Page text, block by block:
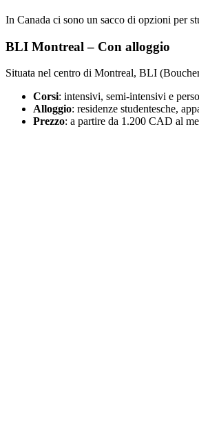
In Canada ci sono un sacco di opzioni per
BLI Montreal – Con alloggio
Situata nel centro di Montreal, BLI
Corsi: intensivi, semi-intensivi e
Alloggio: residenze studentesche,
Prezzo: a partire da 1.200 CAD al